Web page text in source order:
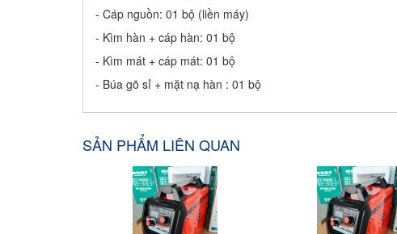
- Cáp nguồn: 01 bộ (liền máy)
- Kìm hàn + cáp hàn: 01 bộ
- Kìm mát + cáp mát: 01 bộ
- Búa gõ sỉ + mặt nạ hàn : 01 bộ
SẢN PHẨM LIÊN QUAN